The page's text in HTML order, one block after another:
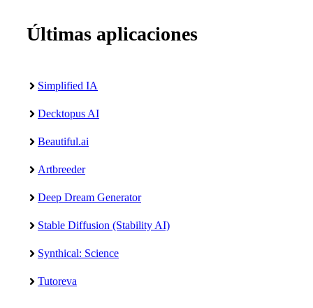
Últimas aplicaciones
Simplified IA
Decktopus AI
Beautiful.ai
Artbreeder
Deep Dream Generator
Stable Diffusion (Stability AI)
Synthical: Science
Tutoreva